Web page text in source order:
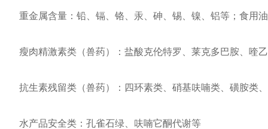
重金属含量：铅、镉、铬、汞、砷、锡、镍、铝等；食用
瘦肉精激素类（兽药）：盐酸克伦特罗、莱克多巴胺、喹
抗生素残留类（兽药）：四环素类、硝基呋喃类、磺胺类
水产品安全类：孔雀石绿、呋喃它酮代谢等